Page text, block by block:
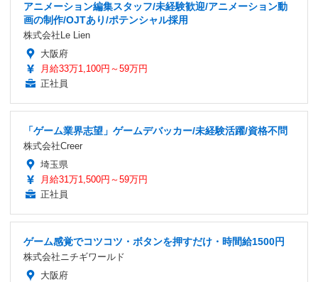
アニメーション編集スタッフ/未経験歓迎/アニメーション動
画の制作/OJTあり/ポテンシャル採用
株式会社Le Lien
大阪府
月給33万1,100円～59万円
正社員
「ゲーム業界志望」ゲームデバッカー/未経験活躍/資格不問
株式会社Creer
埼玉県
月給31万1,500円～59万円
正社員
ゲーム感覚でコツコツ・ボタンを押すだけ・時間給1500円
株式会社ニチギワールド
大阪府